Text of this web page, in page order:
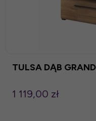
TULSA DĄB
1 119,00 zł